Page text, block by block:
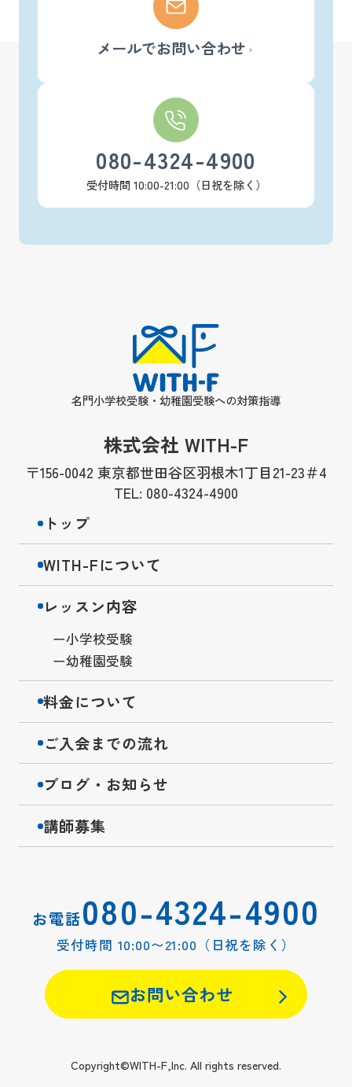
メールでお問い合わせ
080-4324-4900
受付時間 10:00-21:00（日祝を除く）
名門小学校受験・幼稚園受験への対策指導
株式会社 WITH-F
〒156-0042 東京都世田谷区羽根木1丁目21-23＃4
TEL: 080-4324-4900
トップ
WITH-Fについて
レッスン内容
小学校受験
幼稚園受験
料金について
ご入会までの流れ
ブログ・お知らせ
講師募集
お電話080-4324-4900
受付時間 10:00〜21:00（日祝を除く）
お問い合わせ
Copyright©WITH-F,Inc. All rights reserved.